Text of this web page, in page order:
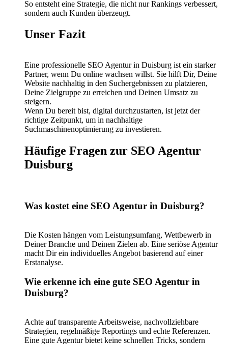
So entsteht eine Strategie, die nicht nur Rankings verbessert,
sondern auch Kunden überzeugt.
Unser Fazit
Eine professionelle SEO Agentur in Duisburg ist ein starker
Partner, wenn Du online wachsen willst. Sie hilft Dir, Deine
Website nachhaltig in den Suchergebnissen zu platzieren,
Deine Zielgruppe zu erreichen und Deinen Umsatz zu
steigern.
Wenn Du bereit bist, digital durchzustarten, ist jetzt der
richtige Zeitpunkt, um in nachhaltige
Suchmaschinenoptimierung zu investieren.
Häufige Fragen zur SEO Agentur
Duisburg
Was kostet eine SEO Agentur in Duisburg?
Die Kosten hängen vom Leistungsumfang, Wettbewerb in
Deiner Branche und Deinen Zielen ab. Eine seriöse Agentur
macht Dir ein individuelles Angebot basierend auf einer
Erstanalyse.
Wie erkenne ich eine gute SEO Agentur in
Duisburg?
Achte auf transparente Arbeitsweise, nachvollziehbare
Strategien, regelmäßige Reportings und echte Referenzen.
Eine gute Agentur bietet keine schnellen Tricks, sondern